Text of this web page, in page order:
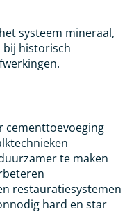
systeem mineraal,
bij historisch
cementtoevoeging
te maken
restauratiesystemen
hard en star